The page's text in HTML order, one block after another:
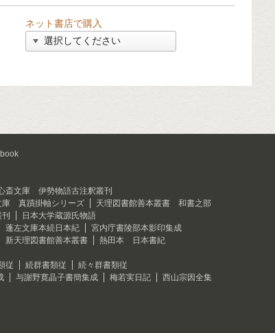
ネット書店で購入
斎文庫 伊勢物語古注釈叢刊
庫 真蹟掛軸シリーズ
天理図書館善本叢書 和書之部
日本大学蔵源氏物語
蓬左文庫本続日本紀
宮内庁書陵部本影印集成
新天理図書館善本叢書
熱田本 日本書紀
従 続群書類従
続々群書類従
与謝野寛晶子書簡集成 梅若実日記
西山宗因全集